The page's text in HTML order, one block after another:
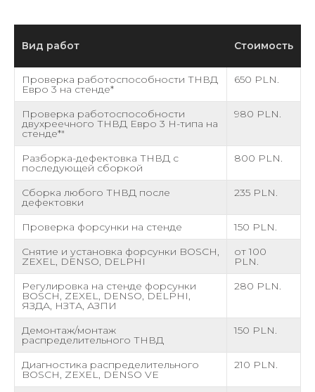
Вид работ Стоимость
Проверка работоспособности ТНВД
Евро 3 на стенде*
650 PLN.
Проверка работоспособности
двухреечного ТНВД Евро 3 Н-типа на
стенде*"
980 PLN.
Разборка-дефектовка ТНВД с
последующей сборкой
800 PLN.
Сборка любого ТНВД после
дефектовки
235 PLN.
Проверка форсунки на стенде
150 PLN.
Снятие и установка форсунки BOSCH,
ZEXEL, DENSO, DELPHI
от 100
PLN.
Регулировка на стенде форсунки
BOSCH, ZEXEL, DENSO, DELPHI,
ЯЗДА, НЗТА, АЗПИ
280 PLN.
Демонтаж/монтаж
распределительного ТНВД
150 PLN.
Диагностика распределительного
BOSCH, ZEXEL, DENSO VE
210 PLN.